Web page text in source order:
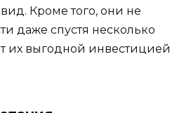
Кроме того, они не
даже спустя несколько
их выгодной инвестицией